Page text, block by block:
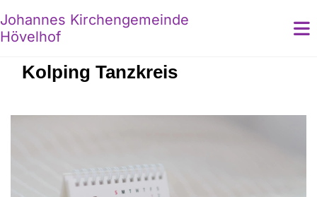
Johannes Kirchengemeinde
Hövelhof
Kolping Tanzkreis